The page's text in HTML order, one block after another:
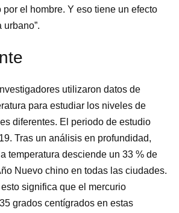
el hombre. Y eso tiene un efecto
utilizaron datos de
para estudiar los niveles de
diferentes. El periodo de estudio
Tras un análisis en profundidad,
temperatura desciende un 33 % de
Nuevo chino en todas las ciudades.
significa que el mercurio
grados centígrados en estas